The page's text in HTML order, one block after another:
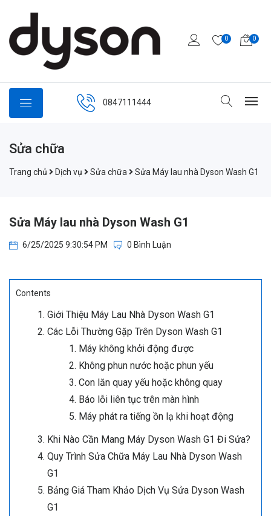
0 0
0847111444
Sửa chữa
Trang chủ Dịch vụ Sửa chữa Sửa Máy lau nhà Dyson Wash G1
Sửa Máy lau nhà Dyson Wash G1
6/25/2025 9:30:54 PM 0 Bình Luận
Contents
Giới Thiệu Máy Lau Nhà Dyson Wash G1
Các Lỗi Thường Gặp Trên Dyson Wash G1
Máy không khởi động được
Không phun nước hoặc phun yếu
Con lăn quay yếu hoặc không quay
Báo lỗi liên tục trên màn hình
Máy phát ra tiếng ồn lạ khi hoạt động
Khi Nào Cần Mang Máy Dyson Wash G1 Đi Sửa?
Quy Trình Sửa Chữa Máy Lau Nhà Dyson Wash
G1
Bảng Giá Tham Khảo Dịch Vụ Sửa Dyson Wash
G1